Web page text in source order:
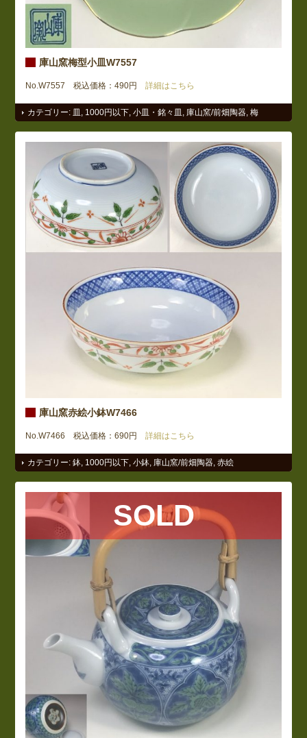
庫山窯梅型小皿W7557
No.W7557 税込価格：490円 詳細はこちら
カテゴリー: , 1000円以下 ,小皿・銘々皿 , 庫山窯/前畑陶器,梅
庫山窯赤絵小鉢W7466
No.W7466 税込価格：690円 詳細はこちら
カテゴリー:鉢 1000円以下 ,小鉢 庫山窯/前畑陶器 ,赤絵
SOLD